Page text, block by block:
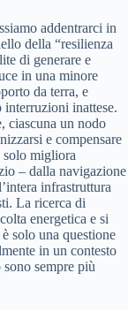
addentrarci in
della “resilienza
di generare e
in una minore
da terra, e
interruzioni inattese.
ciascuna un nodo
e compensare
solo migliora
– dalla navigazione
infrastruttura
La ricerca di
energetica e si
solo una questione
in un contesto
sempre più